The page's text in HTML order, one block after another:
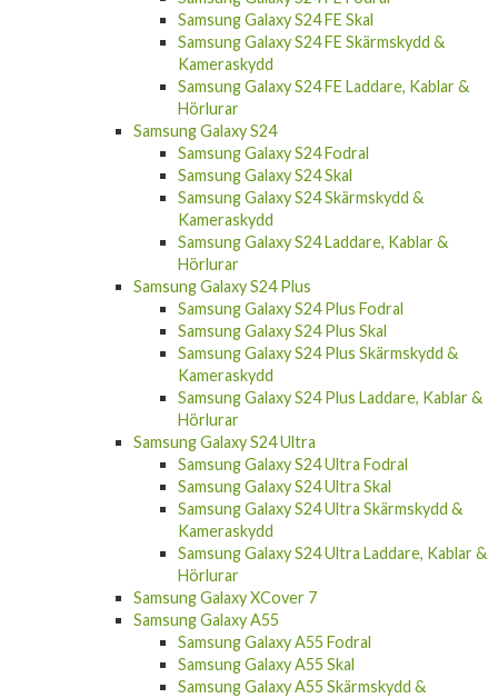
Samsung Galaxy S24 FE Skal
Samsung Galaxy S24 FE Skärmskydd &
Kameraskydd
Samsung Galaxy S24 FE Laddare, Kablar &
Hörlurar
Samsung Galaxy S24
Samsung Galaxy S24 Fodral
Samsung Galaxy S24 Skal
Samsung Galaxy S24 Skärmskydd &
Kameraskydd
Samsung Galaxy S24 Laddare, Kablar &
Hörlurar
Samsung Galaxy S24 Plus
Samsung Galaxy S24 Plus Fodral
Samsung Galaxy S24 Plus Skal
Samsung Galaxy S24 Plus Skärmskydd &
Kameraskydd
Samsung Galaxy S24 Plus Laddare, Kablar &
Hörlurar
Samsung Galaxy S24 Ultra
Samsung Galaxy S24 Ultra Fodral
Samsung Galaxy S24 Ultra Skal
Samsung Galaxy S24 Ultra Skärmskydd &
Kameraskydd
Samsung Galaxy S24 Ultra Laddare, Kablar &
Hörlurar
Samsung Galaxy XCover 7
Samsung Galaxy A55
Samsung Galaxy A55 Fodral
Samsung Galaxy A55 Skal
Samsung Galaxy A55 Skärmskydd &